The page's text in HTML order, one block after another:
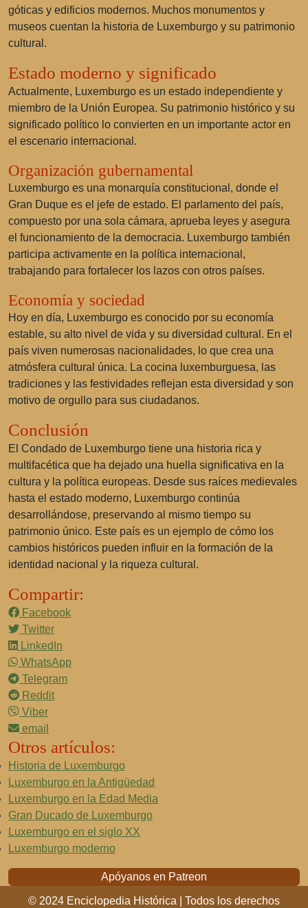
góticas y edificios modernos. Muchos monumentos y
museos cuentan la historia de Luxemburgo y su patrimonio
cultural.
Estado moderno y significado
Actualmente, Luxemburgo es un estado independiente y
miembro de la Unión Europea. Su patrimonio histórico y su
significado político lo convierten en un importante actor en
el escenario internacional.
Organización gubernamental
Luxemburgo es una monarquía constitucional, donde el
Gran Duque es el jefe de estado. El parlamento del país,
compuesto por una sola cámara, aprueba leyes y asegura
el funcionamiento de la democracia. Luxemburgo también
participa activamente en la política internacional,
trabajando para fortalecer los lazos con otros países.
Economía y sociedad
Hoy en día, Luxemburgo es conocido por su economía
estable, su alto nivel de vida y su diversidad cultural. En el
país viven numerosas nacionalidades, lo que crea una
atmósfera cultural única. La cocina luxemburguesa, las
tradiciones y las festividades reflejan esta diversidad y son
motivo de orgullo para sus ciudadanos.
Conclusión
El Condado de Luxemburgo tiene una historia rica y
multifacética que ha dejado una huella significativa en la
cultura y la política europeas. Desde sus raíces medievales
hasta el estado moderno, Luxemburgo continúa
desarrollándose, preservando al mismo tiempo su
patrimonio único. Este país es un ejemplo de cómo los
cambios históricos pueden influir en la formación de la
identidad nacional y la riqueza cultural.
Compartir:
Facebook
Twitter
LinkedIn
WhatsApp
Telegram
Reddit
Viber
email
Otros artículos:
Historia de Luxemburgo
Luxemburgo en la Antigüedad
Luxemburgo en la Edad Media
Gran Ducado de Luxemburgo
Luxemburgo en el siglo XX
Luxemburgo moderno
Apóyanos en Patreon
© 2024 Enciclopedia Histórica | Todos los derechos